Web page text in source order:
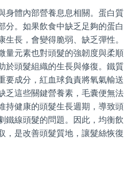
身體內部營養息息相關。蛋白質
分。如果飲食中缺乏足夠的蛋白
生長，會變得脆弱、缺乏彈性。
量元素也對頭髮的強韌度與柔順
於頭髮組織的生長與修復。鐵質
要成分，紅血球負責將氧氣輸送
乏這些關鍵營養素，毛囊便無法
持健康的頭髮生長週期，導致頭
鐵線頭髮的問題。因此，均衡飲
，是改善頭髮質地，讓髮絲恢復